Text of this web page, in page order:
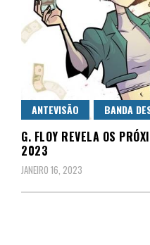
ANTEVISÃO BANDA
G. FLOY REVELA OS
2023
JANEIRO 16, 2023